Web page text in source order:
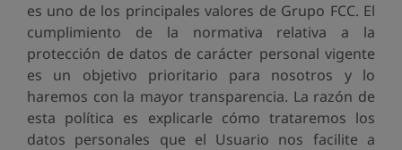
es uno de los principales valores de Grupo FCC. El
cumplimiento de la normativa relativa a la
protección de datos de carácter personal vigente
es un objetivo prioritario para nosotros y lo
haremos con la mayor transparencia. La razón de
esta política es explicarle cómo trataremos los
datos personales que el Usuario nos facilite a